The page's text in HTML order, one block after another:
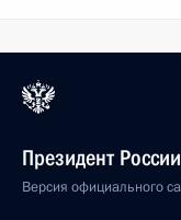
Президент России
Версия официального